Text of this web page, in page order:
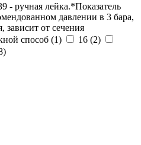
- ручная лейка.*Показатель
давлении в 3 бара,
зависит от сечения
способ (1) 16 (2)
)